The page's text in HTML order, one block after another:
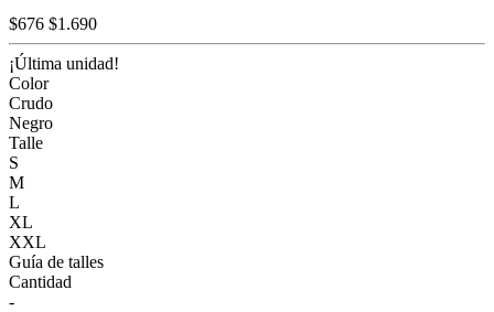
$676 $1.690
¡Última unidad!
Color
Crudo
Negro
Talle
S
M
L
XL
XXL
Guía de talles
Cantidad
-